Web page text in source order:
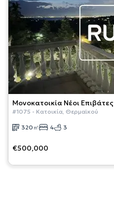
Μονοκατοικία Νέοι Επιβάτες
#1075 - Κατοικία, Θερμαϊκού
320 ㎡ 4 3
€500,000